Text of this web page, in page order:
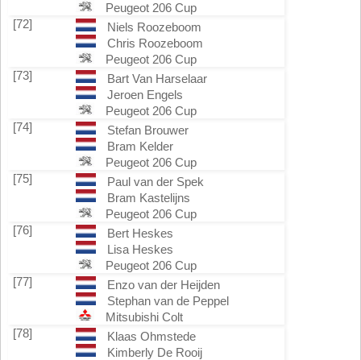
Peugeot 206 Cup
[72]
Niels Roozeboom
Chris Roozeboom
Peugeot 206 Cup
[73]
Bart Van Harselaar
Jeroen Engels
Peugeot 206 Cup
[74]
Stefan Brouwer
Bram Kelder
Peugeot 206 Cup
[75]
Paul van der Spek
Bram Kastelijns
Peugeot 206 Cup
[76]
Bert Heskes
Lisa Heskes
Peugeot 206 Cup
[77]
Enzo van der Heijden
Stephan van de Peppel
Mitsubishi Colt
[78]
Klaas Ohmstede
Kimberly De Rooij